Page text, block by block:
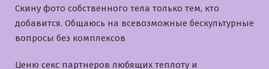
Скину фото собственного тела только тем, кто
добавится. Общаюсь на всевозможные бескультурные
вопросы без комплексов
Ценю секс партнеров любящих теплоту и